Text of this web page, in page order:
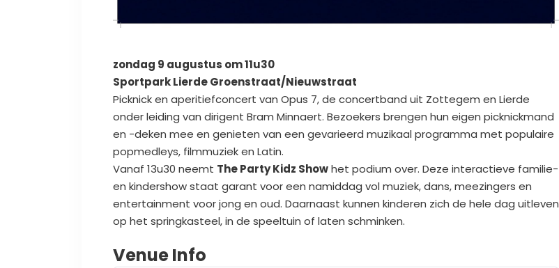
zondag 9 augustus om 11u30
Sportpark Lierde Groenstraat/Nieuwstraat
Picknick en aperitiefconcert van Opus 7, de concertband uit Zottegem en Lierde
onder leiding van dirigent Bram Minnaert. Bezoekers brengen hun eigen picknickmand
en -deken mee en genieten van een gevarieerd muzikaal programma met populaire
popmedleys, filmmuziek en Latin.
Vanaf 13u30 neemt The Party Kidz Showhet podium over. Deze interactieve familie-
en kindershow staat garant voor een namiddag vol muziek, dans, meezingers en
entertainment voor jong en oud. Daarnaast kunnen kinderen zich de hele dag uitleven
op het springkasteel, in de speeltuin of laten schminken.
Venue Info